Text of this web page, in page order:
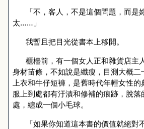
「不，客人，不是這個問題，而是
太……」
我暫且把目光從書本上移開。
櫃檯前，有一個女人正和雜貨店主
身材苗條，不如說是纖瘦，目測大概二
上衣和牛仔短褲，是舊時代年輕女性的
服上到處都有汙漬和修補的痕跡，脫
處，纏成一個小毛球。
「如果你知道這本書的價值就絕對